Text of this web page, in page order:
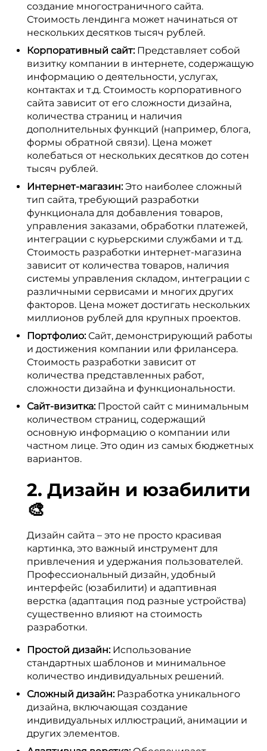
создание многостраничного сайта.
Стоимость лендинга может начинаться от
нескольких десятков тысяч рублей.
Корпоративный сайт:Представляет собой
визитку компании в интернете, содержащую
информацию о деятельности, услугах,
контактах и т.д. Стоимость корпоративного
сайта зависит от его сложности дизайна,
количества страниц и наличия
дополнительных функций (например, блога,
формы обратной связи). Цена может
колебаться от нескольких десятков до сотен
тысяч рублей.
Интернет-магазин:Это наиболее сложный
тип сайта, требующий разработки
функционала для добавления товаров,
управления заказами, обработки платежей,
интеграции с курьерскими службами и т.д.
Стоимость разработки интернет-магазина
зависит от количества товаров, наличия
системы управления складом, интеграции с
различными сервисами и многих других
факторов. Цена может достигать нескольких
миллионов рублей для крупных проектов.
Портфолио:Сайт, демонстрирующий работы
и достижения компании или фрилансера.
Стоимость разработки зависит от
количества представленных работ,
сложности дизайна и функциональности.
Сайт-визитка:Простой сайт с минимальным
количеством страниц, содержащий
основную информацию о компании или
частном лице. Это один из самых бюджетных
вариантов.
2. Дизайн и юзабилити
🎨
Дизайн сайта – это не просто красивая
картинка, это важный инструмент для
привлечения и удержания пользователей.
Профессиональный дизайн, удобный
интерфейс (юзабилити) и адаптивная
верстка (адаптация под разные устройства)
существенно влияют на стоимость
разработки.
Простой дизайн:Использование
стандартных шаблонов и минимальное
количество индивидуальных решений.
Сложный дизайн:Разработка уникального
дизайна, включающая создание
индивидуальных иллюстраций, анимации и
других элементов.